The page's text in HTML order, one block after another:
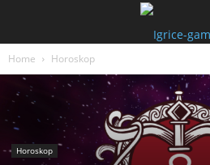
Home Horoskop
Horoskop